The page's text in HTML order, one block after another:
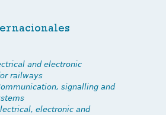
and electronic
railways
signalling and
electronic and